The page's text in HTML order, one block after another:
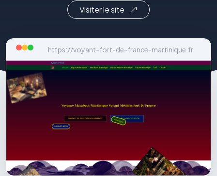
Visiter le site
https://voyant-fort-de-france-martinique.fr